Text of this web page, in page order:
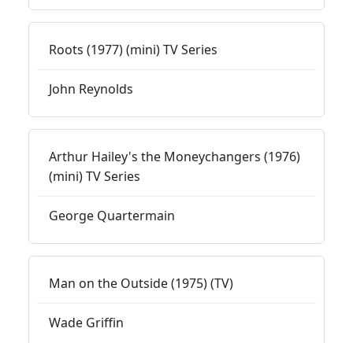
Roots (1977) (mini) TV Series
John Reynolds
Arthur Hailey's the Moneychangers (1976)
(mini) TV Series
George Quartermain
Man on the Outside (1975) (TV)
Wade Griffin